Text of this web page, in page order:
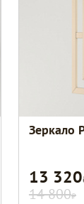
Зеркало
13 320
14 800Р